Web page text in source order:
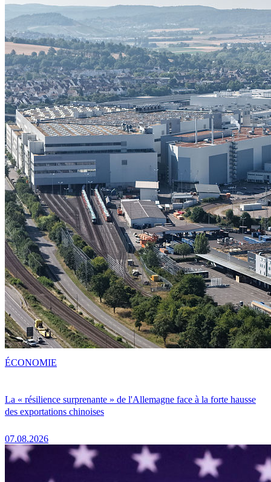
La « résilience surprenante » de l'Allemagne face à la forte hausse
des exportations chinoises
07.08.2026
ÉCONOMIE